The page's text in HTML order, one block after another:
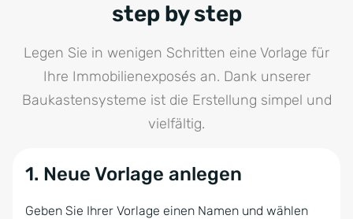
step by step
Legen Sie in wenigen Schritten eine Vorlage für
Ihre Immobilienexposés an. Dank unserer
Baukastensysteme ist die Erstellung simpel und
vielfältig.
1. Neue Vorlage anlegen
Geben Sie Ihrer Vorlage einen Namen und wählen